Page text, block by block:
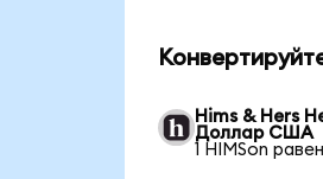
Hims & Hers
Доллар США
1 HIMSon